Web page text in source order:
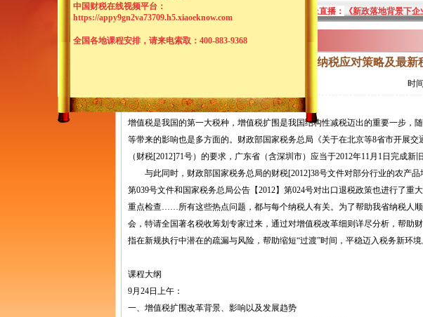
最新公告 国财税在线2026年4月13日线上直播： 《新政落地背景下
中国财税在线2026年4月13日线上直播：
新闻中心> 课件下载
营改增试点中企业纳税应对策略及最
时
增值税是我国的第一大税种，增值税扩围是我国结构性减税迈出的重要一步，
等带来的影响也是多方面的。财政部国家税务总局《关于在北京等8省市开展
（财税[2012]71号）的要求，广东省（含深圳市）应当于2012年11月1日完成
与此同时，财政部国家税务总局的财税[2012]38号文件对部分行业的农产品
第039号文件和国家税务总局公告【2012】第024号对出口退税政策也进行了
重点检查……所有这些热点问题，都与每个纳税人有关。为了帮助我省纳税人
会，特请全国著名税收筹划专家过来，通过对增值税改革细则详尽分析，帮助
指在新规执行中潜在的疏漏与风险，帮助缩短“过渡”时间，平稳迈入税务新环境
课程大纲
9月24日上午：
一、增值税扩围改革背景、影响以及发展趋势
中国财税在线视频平台：
https://appy9gn2va73709.h5.xiaoeknow.com
全国各地课程安排，请来电索取：400-883-9368